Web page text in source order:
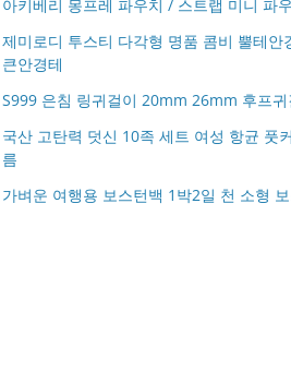
아키베리 몽프레 파우치 / 스트랩 미니 파
제미로디 투스티 다각형 명품 콤비 뿔테안
큰안경테
S999 은침 링귀걸이 20mm 26mm 후프
국산 고탄력 덧신 10족 세트 여성 항균 풋
름
가벼운 여행용 보스턴백 1박2일 천 소형
아키베리 몽프레 파우치 / 스트랩
품 수납
제미로디 투스티 다각형 명품 콤비